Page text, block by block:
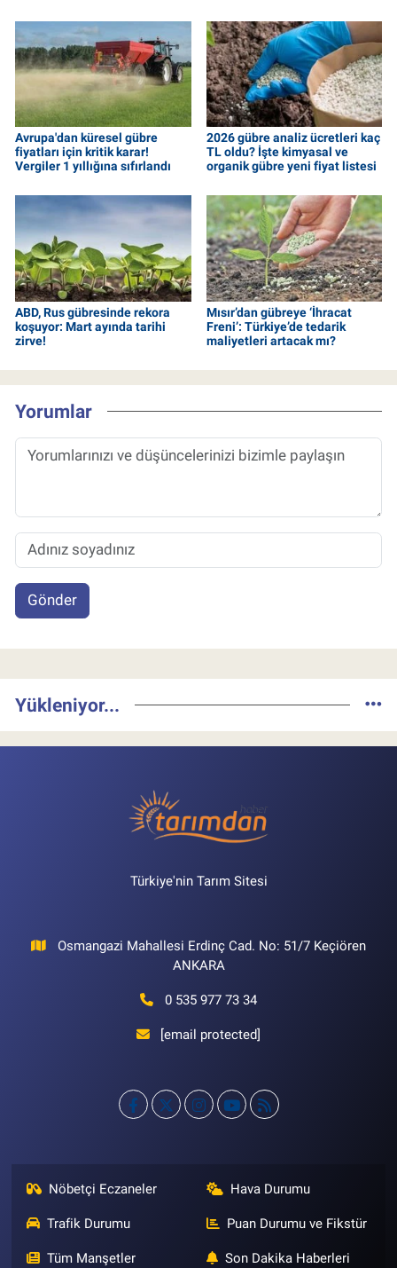
Avrupa'dan küresel gübre
fiyatları için kritik karar!
Vergiler 1 yıllığına sıfırlandı
2026 gübre analiz ücretleri kaç
TL oldu? İşte kimyasal ve
organik gübre yeni fiyat listesi
ABD, Rus gübresinde rekora
koşuyor: Mart ayında tarihi
zirve!
Mısır’dan gübreye ‘İhracat
Freni’: Türkiye’de tedarik
maliyetleri artacak mı?
Yorumlar
Gönder
Yükleniyor...
Türkiye'nin Tarım Sitesi
Osmangazi Mahallesi Erdinç Cad. No: 51/7 Keçiören
ANKARA
0 535 977 73 34
[email protected]
Nöbetçi Eczaneler Hava Durumu
Trafik Durumu Puan Durumu ve Fikstür
Tüm Manşetler Son Dakika Haberleri